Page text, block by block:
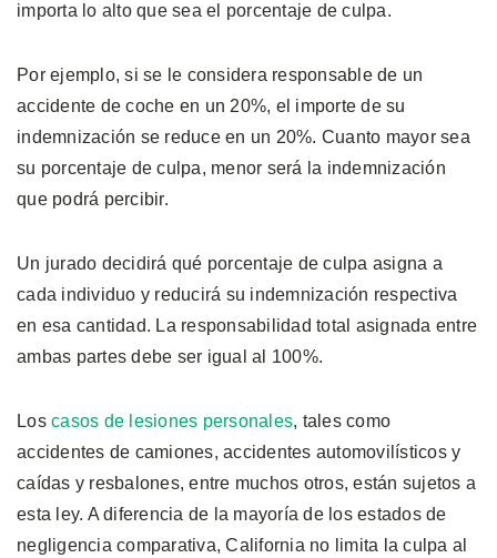
importa lo alto que sea el porcentaje de culpa.
Por ejemplo, si se le considera responsable de un
accidente de coche en un 20%, el importe de su
indemnización se reduce en un 20%. Cuanto mayor sea
su porcentaje de culpa, menor será la indemnización
que podrá percibir.
Un jurado decidirá qué porcentaje de culpa asigna a
cada individuo y reducirá su indemnización respectiva
en esa cantidad. La responsabilidad total asignada entre
ambas partes debe ser igual al 100%.
Los casos de lesiones personales, tales como
accidentes de camiones, accidentes automovilísticos y
caídas y resbalones, entre muchos otros, están sujetos a
esta ley. A diferencia de la mayoría de los estados de
negligencia comparativa, California no limita la culpa al